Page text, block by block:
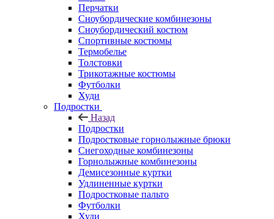
Перчатки
Сноубордические комбинезоны
Сноубордический костюм
Спортивные костюмы
Термобелье
Толстовки
Трикотажные костюмы
Футболки
Худи
Подростки
Назад
Подростки
Подростковые горнолыжные брюки
Снегоходные комбинезоны
Горнолыжные комбинезоны
Демисезонные куртки
Удлиненные куртки
Подростковые пальто
Футболки
Худи